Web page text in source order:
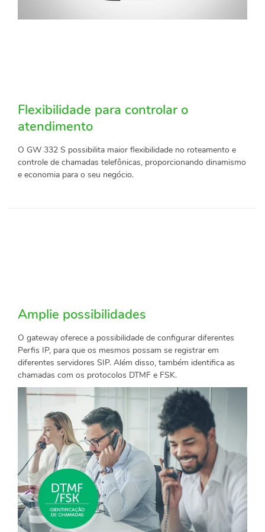
Flexibilidade para controlar o
atendimento
O GW 332 S possibilita maior flexibilidade no roteamento e
controle de chamadas telefônicas, proporcionando dinamismo
e economia para o seu negócio.
Amplie possibilidades
O gateway oferece a possibilidade de configurar diferentes
Perfis IP, para que os mesmos possam se registrar em
diferentes servidores SIP. Além disso, também identifica as
chamadas com os protocolos DTMF e FSK.